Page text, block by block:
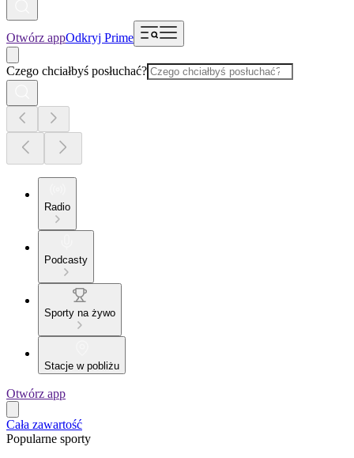
Otwórz appOdkryj Prime
Czego chciałbyś posłuchać?
Radio
Podcasty
Sporty na żywo
Stacje w pobliżu
Otwórz app
Cała zawartość
Popularne sporty